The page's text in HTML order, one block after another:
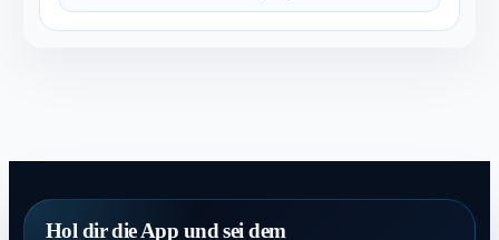
Hol dir die App und sei dem